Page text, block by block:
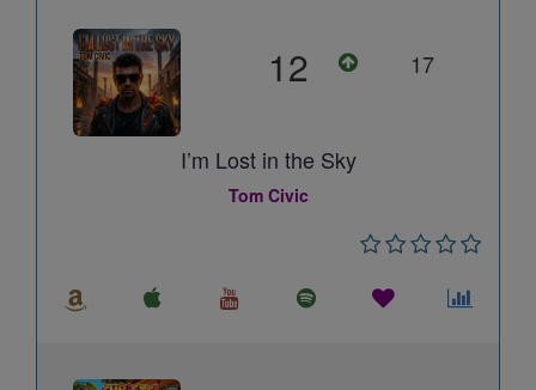
12 17
I’m Lost in the Sky
Tom Civic